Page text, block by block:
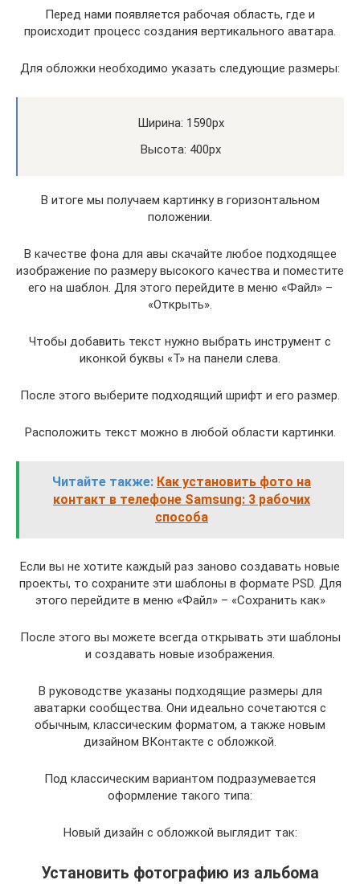
Перед нами появляется рабочая область, где и
происходит процесс создания вертикального аватара.
Для обложки необходимо указать следующие размеры:
Ширина: 1590px
Высота: 400px
В итоге мы получаем картинку в горизонтальном
положении.
В качестве фона для авы скачайте любое подходящее
изображение по размеру высокого качества и поместите
его на шаблон. Для этого перейдите в меню «Файл» –
«Открыть».
Чтобы добавить текст нужно выбрать инструмент с
иконкой буквы «Т» на панели слева.
После этого выберите подходящий шрифт и его размер.
Расположить текст можно в любой области картинки.
Читайте также: Как установить фото на
контакт в телефоне Samsung: 3 рабочих
способа
Если вы не хотите каждый раз заново создавать новые
проекты, то сохраните эти шаблоны в формате PSD. Для
этого перейдите в меню «Файл» – «Сохранить как»
После этого вы можете всегда открывать эти шаблоны
и создавать новые изображения.
В руководстве указаны подходящие размеры для
аватарки сообщества. Они идеально сочетаются с
обычным, классическим форматом, а также новым
дизайном ВКонтакте с обложкой.
Под классическим вариантом подразумевается
оформление такого типа:
Новый дизайн с обложкой выглядит так:
Установить фотографию из альбома